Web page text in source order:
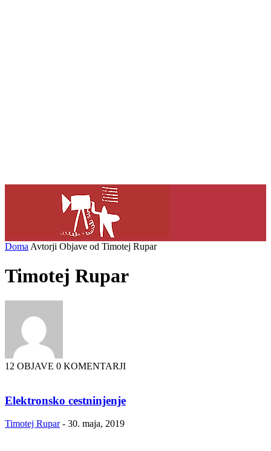
Doma Avtorji Objave od Timotej Rupar
Timotej Rupar
12 OBJAVE 0 KOMENTARJI
Elektronsko cestninjenje
Timotej Rupar - 30. maja, 2019